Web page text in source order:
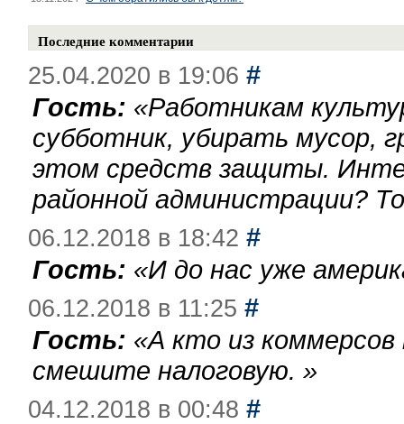
Последние комментарии
25.04.2020 в 19:06 #
Гость: «Работникам
субботник, убирать мусор,
этом средств защиты.
районной администрации?
06.12.2018 в 18:42 #
Гость: «И до нас уже
06.12.2018 в 11:25 #
Гость: «А кто из
смешите налоговую. »
04.12.2018 в 00:48 #